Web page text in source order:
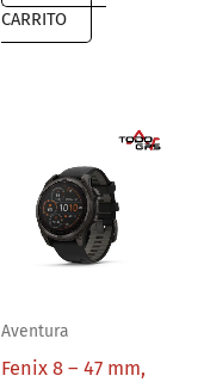
CARRITO
Aventura
Fenix 8 – 47 mm,